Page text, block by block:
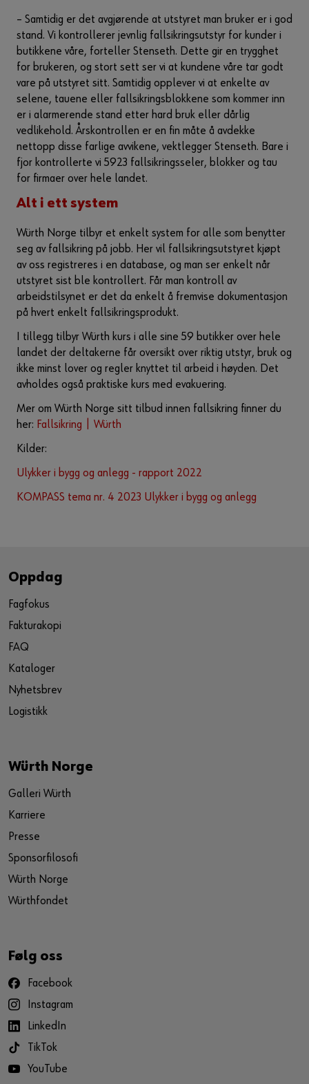
– Samtidig er det avgjørende at utstyret man bruker er i god
stand. Vi kontrollerer jevnlig fallsikringsutstyr for kunder i
butikkene våre, forteller Stenseth. Dette gir en trygghet
for brukeren, og stort sett ser vi at kundene våre tar godt
vare på utstyret sitt. Samtidig opplever vi at enkelte av
selene, tauene eller fallsikringsblokkene som kommer inn
er i alarmerende stand etter hard bruk eller dårlig
vedlikehold. Årskontrollen er en fin måte å avdekke
nettopp disse farlige avvikene, vektlegger Stenseth. Bare i
fjor kontrollerte vi 5923 fallsikringsseler, blokker og tau
for firmaer over hele landet.
Alt i ett system
Würth Norge tilbyr et enkelt system for alle som benytter
seg av fallsikring på jobb. Her vil fallsikringsutstyret kjøpt
av oss registreres i en database, og man ser enkelt når
utstyret sist ble kontrollert. Får man kontroll av
arbeidstilsynet er det da enkelt å fremvise dokumentasjon
på hvert enkelt fallsikringsprodukt.
I tillegg tilbyr Würth kurs i alle sine 59 butikker over hele
landet der deltakerne får oversikt over riktig utstyr, bruk og
ikke minst lover og regler knyttet til arbeid i høyden. Det
avholdes også praktiske kurs med evakuering.
Mer om Würth Norge sitt tilbud innen fallsikring finner du
her: Fallsikring | Würth
Kilder:
Ulykker i bygg og anlegg - rapport 2022
KOMPASS tema nr. 4 2023 Ulykker i bygg og anlegg
Oppdag
Fagfokus
Fakturakopi
FAQ
Kataloger
Nyhetsbrev
Logistikk
Würth Norge
Galleri Würth
Karriere
Presse
Sponsorfilosofi
Würth Norge
Würthfondet
Følg oss
Facebook
Instagram
LinkedIn
TikTok
YouTube